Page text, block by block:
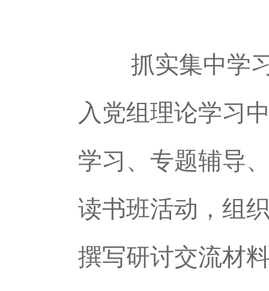
抓实集中学习
入党组理论学习
学习、专题辅导
读书班活动，组
撰写研讨交流材